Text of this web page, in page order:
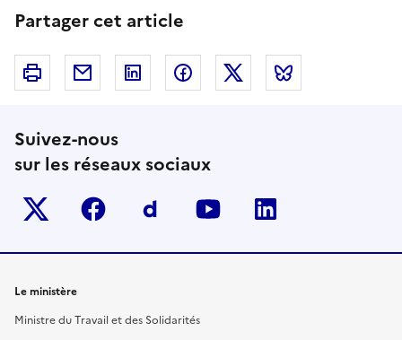
Partager cet article
Imprimer Courriel Linkedin FacebookTwitter
Suivez-nous
sur les réseaux sociaux
Twitter-x facebook Dailymotion
youtube
Le ministère
Ministre du Travail et des Solidarités